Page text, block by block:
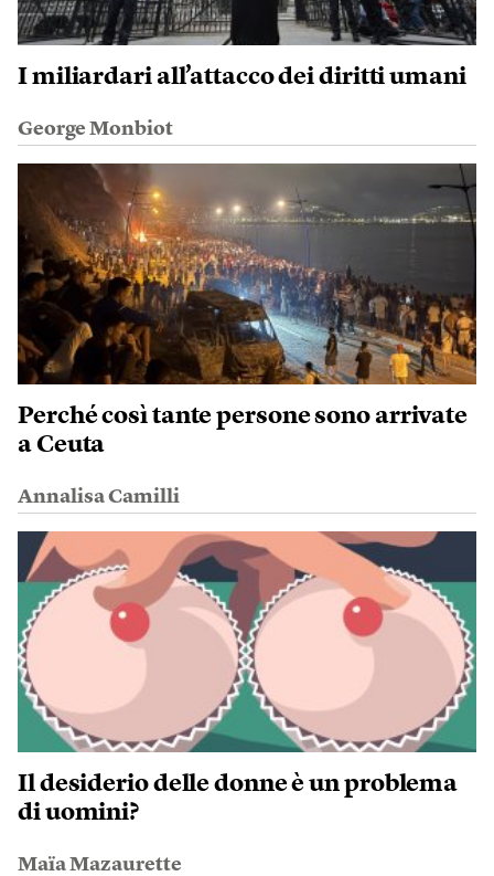
I miliardari all’attacco dei diritti umani
George Monbiot
Perché così tante persone sono arrivate
a Ceuta
Annalisa Camilli
Il desiderio delle donne è un problema
di uomini?
Maïa Mazaurette